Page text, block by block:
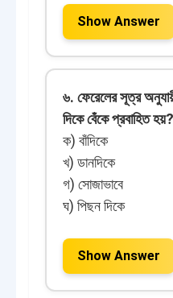
Show Answer
৬. ফেরেলের সূত্র
দিকে বেঁকে প্রবাহিত হয়?
ক) বাঁদিকে
খ) ডানদিকে
গ) সোজাভাবে
ঘ) পিছন দিকে
Show Answer